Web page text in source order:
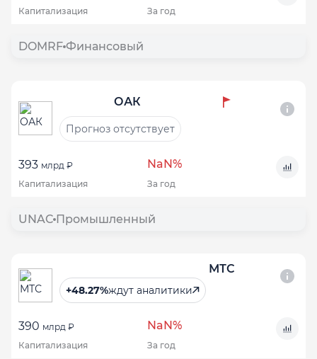
Капитализация За год
DOMRF Финансовый
ОАК
Прогноз отсутствует
393 млрд ₽ NaN%
Капитализация За год
UNAC Промышленный
МТС
+48.27%ждут аналитики
390 млрд ₽ NaN%
Капитализация За год